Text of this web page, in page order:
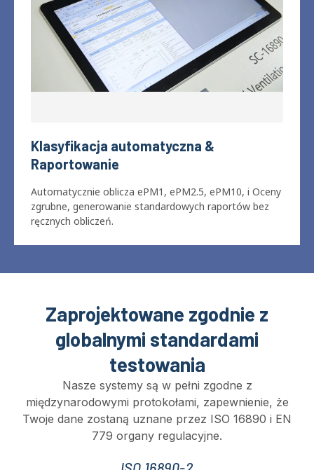
ręcznych obliczeń.
Zaprojektowane zgodnie z
globalnymi standardami
testowania